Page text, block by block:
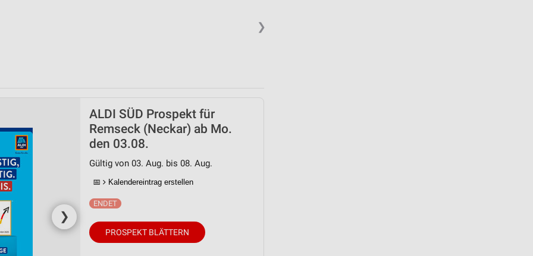
❯
❯
ALDI SÜD Prospekt für
Remseck (Neckar) ab Mo.
den 03.08.
Gültig von 03. Aug. bis 08. Aug.
📅 Kalendereintrag erstellen
PROSPEKT BLÄTTERN